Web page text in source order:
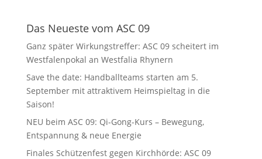
Das Neueste vom ASC 09
Ganz später Wirkungstreffer: ASC 09 scheitert im
Westfalenpokal an Westfalia Rhynern
Save the date: Handballteams starten am 5.
September mit attraktivem Heimspieltag in die
Saison!
NEU beim ASC 09: Qi-Gong-Kurs – Bewegung,
Entspannung & neue Energie
Finales Schützenfest gegen Kirchhörde: ASC 09